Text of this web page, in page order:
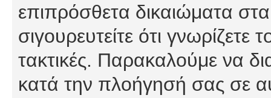
επιπρόσθετα δικαιώματα
σιγουρευτείτε ότι γνωρίζετε
τακτικές. Παρακαλούμε να
κατά την πλοήγησή σας σε